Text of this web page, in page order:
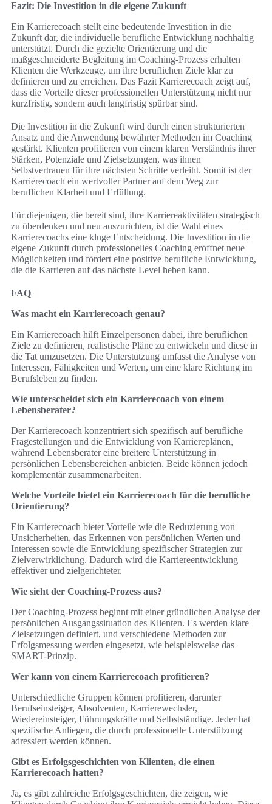
Fazit: Die Investition in die eigene Zukunft
Ein Karrierecoach stellt eine bedeutende Investition in die
Zukunft dar, die individuelle berufliche Entwicklung nachhaltig
unterstützt. Durch die gezielte Orientierung und die
maßgeschneiderte Begleitung im Coaching-Prozess erhalten
Klienten die Werkzeuge, um ihre beruflichen Ziele klar zu
definieren und zu erreichen. Das Fazit Karrierecoach zeigt auf,
dass die Vorteile dieser professionellen Unterstützung nicht nur
kurzfristig, sondern auch langfristig spürbar sind.
Die Investition in die Zukunft wird durch einen strukturierten
Ansatz und die Anwendung bewährter Methoden im Coaching
gestärkt. Klienten profitieren von einem klaren Verständnis ihrer
Stärken, Potenziale und Zielsetzungen, was ihnen
Selbstvertrauen für ihre nächsten Schritte verleiht. Somit ist der
Karrierecoach ein wertvoller Partner auf dem Weg zur
beruflichen Klarheit und Erfüllung.
Für diejenigen, die bereit sind, ihre Karriereaktivitäten strategisch
zu überdenken und neu auszurichten, ist die Wahl eines
Karrierecoachs eine kluge Entscheidung. Die Investition in die
eigene Zukunft durch professionelles Coaching eröffnet neue
Möglichkeiten und fördert eine positive berufliche Entwicklung,
die die Karrieren auf das nächste Level heben kann.
FAQ
Was macht ein Karrierecoach genau?
Ein Karrierecoach hilft Einzelpersonen dabei, ihre beruflichen
Ziele zu definieren, realistische Pläne zu entwickeln und diese in
die Tat umzusetzen. Die Unterstützung umfasst die Analyse von
Interessen, Fähigkeiten und Werten, um eine klare Richtung im
Berufsleben zu finden.
Wie unterscheidet sich ein Karrierecoach von einem
Lebensberater?
Der Karrierecoach konzentriert sich spezifisch auf berufliche
Fragestellungen und die Entwicklung von Karriereplänen,
während Lebensberater eine breitere Unterstützung in
persönlichen Lebensbereichen anbieten. Beide können jedoch
komplementär zusammenarbeiten.
Welche Vorteile bietet ein Karrierecoach für die berufliche
Orientierung?
Ein Karrierecoach bietet Vorteile wie die Reduzierung von
Unsicherheiten, das Erkennen von persönlichen Werten und
Interessen sowie die Entwicklung spezifischer Strategien zur
Zielverwirklichung. Dadurch wird die Karriereentwicklung
effektiver und zielgerichteter.
Wie sieht der Coaching-Prozess aus?
Der Coaching-Prozess beginnt mit einer gründlichen Analyse der
persönlichen Ausgangssituation des Klienten. Es werden klare
Zielsetzungen definiert, und verschiedene Methoden zur
Erfolgsmessung werden eingesetzt, wie beispielsweise das
SMART-Prinzip.
Wer kann von einem Karrierecoach profitieren?
Unterschiedliche Gruppen können profitieren, darunter
Berufseinsteiger, Absolventen, Karrierewechsler,
Wiedereinsteiger, Führungskräfte und Selbstständige. Jeder hat
spezifische Anliegen, die durch professionelle Unterstützung
adressiert werden können.
Gibt es Erfolgsgeschichten von Klienten, die einen
Karrierecoach hatten?
Ja, es gibt zahlreiche Erfolgsgeschichten, die zeigen, wie